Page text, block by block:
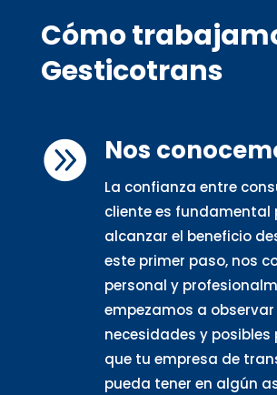
Cómo
Gesticotrans
 Nos
La confianza entre
cliente es fundamental
alcanzar el beneficio
este primer paso, nos
personal y
empezamos a
necesidades y posibles
que tu empresa de
pueda tener en algún